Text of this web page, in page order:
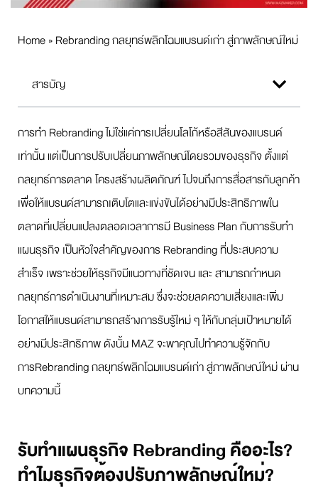
Home»Rebranding กลยุทธ์พลิกโฉมแบรนด์เก่า สู่ภาพลักษณ์ใหม่
สารบัญ
การทำ Rebranding ไม่ใช่แค่การเปลี่ยนโลโก้หรือสีสันของแบรนด์
เท่านั้น แต่เป็นการปรับเปลี่ยนภาพลักษณ์โดยรวมของธุรกิจ ตั้งแต่
กลยุทธ์การตลาด โครงสร้างผลิตภัณฑ์ ไปจนถึงการสื่อสารกับลูกค้า
เพื่อให้แบรนด์สามารถเติบโตและแข่งขันได้อย่างมีประสิทธิภาพใน
ตลาดที่เปลี่ยนแปลงตลอดเวลาการมี Business Plan กับการรับทำ
แผนธุรกิจ เป็นหัวใจสำคัญของการ Rebranding ที่ประสบความ
สำเร็จ เพราะช่วยให้ธุรกิจมีแนวทางที่ชัดเจน และ สามารถกำหนด
กลยุทธ์การดำเนินงานที่เหมาะสม ซึ่งจะช่วยลดความเสี่ยงและเพิ่ม
โอกาสให้แบรนด์สามารถสร้างการรับรู้ใหม่ ๆ ให้กับกลุ่มเป้าหมายได้
อย่างมีประสิทธิภาพ ดังนั้น MAZ จะพาคุณไปทำความรู้จักกับ
การRebranding กลยุทธ์พลิกโฉมแบรนด์เก่า สู่ภาพลักษณ์ใหม่ ผ่าน
บทความนี้
รับทำแผนธุรกิจ Rebranding คืออะไร?
ทำไมธุรกิจต้องปรับภาพลักษณ์ใหม่?